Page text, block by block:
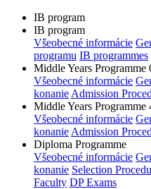
IB program
IB program
Všeobecné informácie
programu IB programmes
Middle Years Programme
Všeobecné informácie
konanie Admission
Middle Years Programme
Všeobecné informácie
konanie Admission
Diploma Programme
Všeobecné informácie
konanie Selection
Faculty DP Exams